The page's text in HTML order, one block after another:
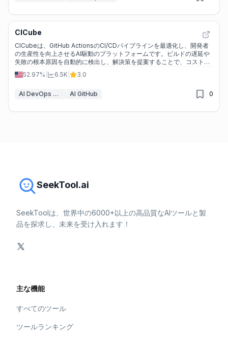
CICube
CICubeは、GitHub ActionsのCI/CDパイプラインを最適化し、開発者
の生産性を向上させるAI駆動のプラットフォームです。ビルドの遅延や
失敗の根本原因を自動的に検出し、解決策を提案することで、コスト削
減と効率化を実現します。
52.97% 6.5K 3.0
AI DevOps アシスタント AI GitHub 0
SeekTool.ai
SeekToolは、世界中の6000+以上の高品質なAIツールと製
品を探求し、未来を受け入れます！
主な機能
すべてのツール
ツールランキング